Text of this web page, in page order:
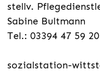
stellv.
Sabine Bultmann
Tel.: 03394 47 59 20
sozialstation-